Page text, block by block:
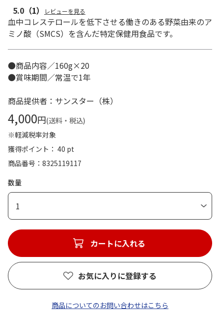
5.0 （1） レビューを見る
血中コレステロールを低下させる働きのある野菜由来のア
ミノ酸（SMCS）を含んだ特定保健用食品です。
●商品内容／160g×20
●賞味期間／常温で1年
商品提供者：サンスター（株）
4,000円(送料・税込)
※軽減税率対象
獲得ポイント： 40 pt
商品番号
8325119117
数量
1
カートに入れる
お気に入りに登録する
商品についてのお問い合わせはこちら